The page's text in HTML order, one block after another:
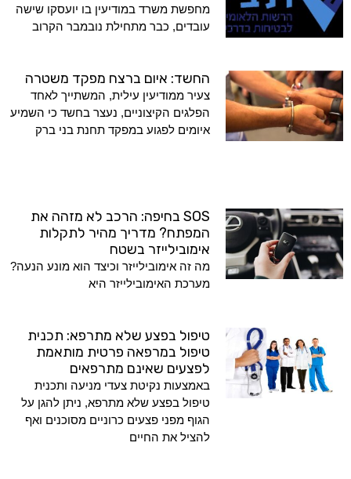
מחפשת משרד במודיעין בו יועסקו שישה
עובדים, כבר מתחילת נובמבר הקרוב
החשד: איום ברצח מפקד משטרה
צעיר ממודיעין עילית, המשתייך לאחד
הפלגים הקיצוניים, נעצר בחשד כי השמיע
איומים לפגוע במפקד תחנת בני ברק
SOS בחיפה: הרכב לא מזהה את
המפתח? מדריך מהיר לתקלות
אימובילייזר בשטח
מה זה אימובילייזר וכיצד הוא מונע הנעה?
מערכת האימובילייזר היא
טיפול בפצע שלא מתרפא: תכנית
טיפול במרפאה פרטית מותאמת
לפצעים שאינם מתרפאים
באמצעות נקיטת צעדי מניעה ותכנית
טיפול בפצע שלא מתרפא, ניתן להגן על
הגוף מפני פצעים כרוניים מסוכנים ואף
להציל את החיים